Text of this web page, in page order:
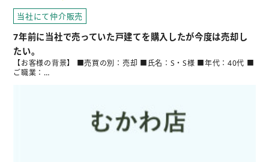
当社にて仲介販売
7年前に当社で売っていた戸建てを購入したが今度は売却し
たい。
【お客様の背景】 ■売買の別：売却 ■氏名：S・S様 ■年代：40代 ■
ご職業：…